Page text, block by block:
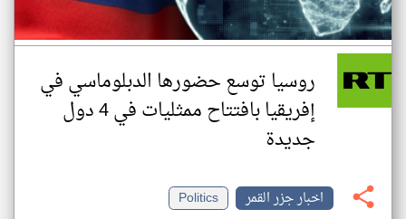
روسيا توسع حضورها الدبلوماسي في
إفريقيا بافتتاح ممثليات في 4 دول
جديدة
اخبار جزر القمر
Politics